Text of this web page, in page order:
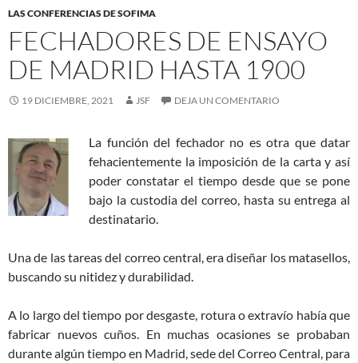
LAS CONFERENCIAS DE SOFIMA
FECHADORES DE ENSAYO
DE MADRID HASTA 1900
19 DICIEMBRE, 2021 JSF DEJA UN COMENTARIO
La función del fechador no es otra que datar
fehacientemente la imposición de la carta y así
poder constatar el tiempo desde que se pone
bajo la custodia del correo, hasta su entrega al
destinatario.
Una de las tareas del correo central, era diseñar los matasellos,
buscando su nitidez y durabilidad.
A lo largo del tiempo por desgaste, rotura o extravío había que
fabricar nuevos cuños. En muchas ocasiones se probaban
durante algún tiempo en Madrid, sede del Correo Central, para